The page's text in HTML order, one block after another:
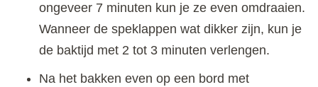
ongeveer 7 minuten kun je ze even omdraaien.
Wanneer de speklappen wat dikker zijn, kun je
de baktijd met 2 tot 3 minuten verlengen.
Na het bakken even op een bord met